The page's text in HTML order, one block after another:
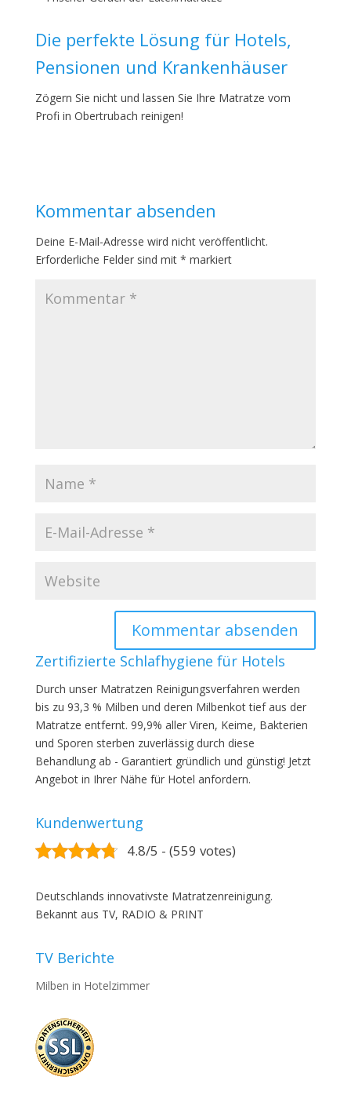
Die perfekte Lösung für Hotels,
Pensionen und Krankenhäuser
Zögern Sie nicht und lassen Sie Ihre Matratze vom
Profi in Obertrubach reinigen!
Kommentar absenden
Deine E-Mail-Adresse wird nicht veröffentlicht.
Erforderliche Felder sind mit * markiert
Zertifizierte Schlafhygiene für Hotels
Durch unser Matratzen Reinigungsverfahren werden
bis zu 93,3 % Milben und deren Milbenkot tief aus der
Matratze entfernt. 99,9% aller Viren, Keime, Bakterien
und Sporen sterben zuverlässig durch diese
Behandlung ab - Garantiert gründlich und günstig! Jetzt
Angebot in Ihrer Nähe für Hotel anfordern.
Kundenwertung
4.8/5 - (559 votes)
Deutschlands innovativste Matratzenreinigung.
Bekannt aus TV, RADIO & PRINT
TV Berichte
Milben in Hotelzimmer